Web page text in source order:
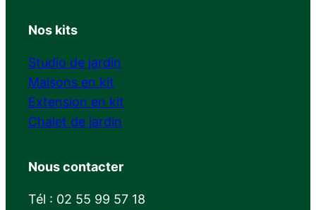
Nos kits
Studio de jardin
Maisons en kit
Extension en kit
Chalet de jardin
Nous contacter
Tél : 02 55 99 57 18